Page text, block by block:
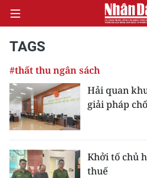
CHÍNH TRỊ
KINH TẾ
XÃ HỘI
TAGS
#thất thu ngân sách
Hải quan
giải pháp
Khởi tố chủ
thuế